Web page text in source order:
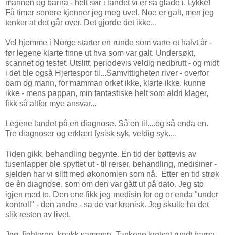
mannen og barna - helt sør i landet vi er så glade i. Lykke!
Få timer senere kjenner jeg meg uvel. Noe er galt, men jeg
tenker at det går over. Det gjorde det ikke...
Vel hjemme i Norge starter en runde som varte et halvt år -
før legene klarte finne ut hva som var galt. Undersøkt,
scannet og testet. Utslitt, periodevis veldig nedbrutt - og midt
i det ble også Hjertespor til...Samvittigheten river - overfor
barn og mann, for mamman orket ikke, klarte ikke, kunne
ikke - mens pappan, min fantastiske helt som aldri klager,
fikk så altfor mye ansvar...
Legene landet på en diagnose. Så en til....og så enda en.
Tre diagnoser og erklært fysisk syk, veldig syk....
Tiden gikk, behandling begynte. En tid der bøttevis av
tusenlapper ble spyttet ut - til reiser, behandling, medisiner -
sjelden har vi slitt med økonomien som nå. Etter en tid strøk
de èn diagnose, som om den var gått ut på dato. Jeg sto
igjen med to. Den ene fikk jeg medisin for og er enda "under
kontroll" - den andre - sa de var kronisk. Jeg skulle ha det
slik resten av livet.